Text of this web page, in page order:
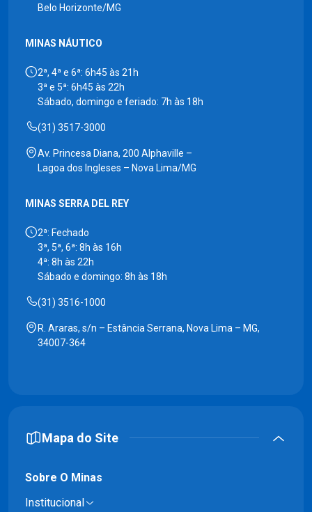
Belo Horizonte/MG
MINAS NÁUTICO
2ª, 4ª e 6ª: 6h45 às 21h
3ª e 5ª: 6h45 às 22h
Sábado, domingo e feriado: 7h às 18h
(31) 3517-3000
Av. Princesa Diana, 200 Alphaville –
Lagoa dos Ingleses – Nova Lima/MG
MINAS SERRA DEL REY
2ª: Fechado
3ª, 5ª, 6ª: 8h às 16h
4ª: 8h às 22h
Sábado e domingo: 8h às 18h
(31) 3516-1000
R. Araras, s/n – Estância Serrana, Nova Lima – MG,
34007-364
Mapa do Site
Sobre O Minas
Institucional